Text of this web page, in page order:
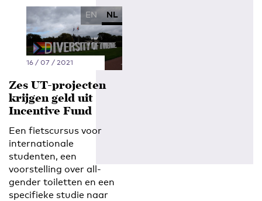
EN NL
16 / 07 / 2021
Zes UT-projecten
krijgen geld uit
Incentive Fund
Een fietscursus voor
internationale
studenten, een
voorstelling over all-
gender toiletten en een
specifieke studie naar